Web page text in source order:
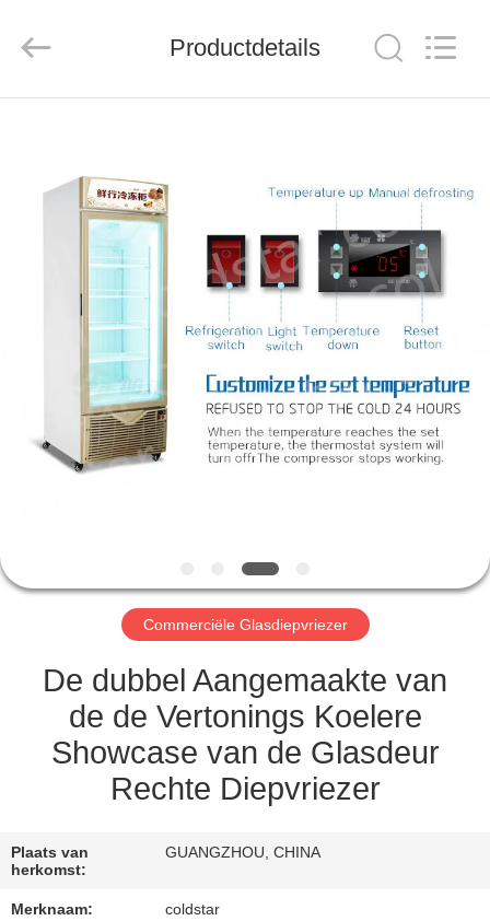
PRODUCTEN
ONGEVEER
FABRIEKSREIS
KWALITEITSCONTROLE
NIEUWS
VERZOEK
EEN
SITEMAP
Co.,
Reserved.
Productdetails
Commerciële Glasdiepvriezer
De dubbel Aangemaakte van
de de Vertonings Koelere
Showcase van de Glasdeur
Rechte Diepvriezer
Plaats van
herkomst:
GUANGZHOU, CHINA
Merknaam: coldstar